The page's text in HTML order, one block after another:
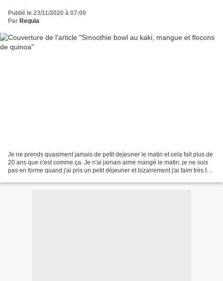
Publié le 23/11/2020 à 07:00
Par Requia
Je ne prends quasiment jamais de petit dejeuner le matin et cela fait plus de
20 ans que c'est comme ça. Je n'ai jamais aimé mangé le matin, je ne suis
pas en forme quand j'ai pris un petit déjeuner et bizarrement j'ai faim très tôt